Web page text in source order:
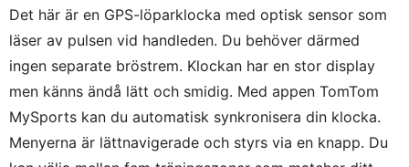
Det här är en GPS-löparklocka med optisk sensor som
läser av pulsen vid handleden. Du behöver därmed
ingen separate bröstrem. Klockan har en stor display
men känns ändå lätt och smidig. Med appen TomTom
MySports kan du automatisk synkronisera din klocka.
Menyerna är lättnavigerade och styrs via en knapp. Du